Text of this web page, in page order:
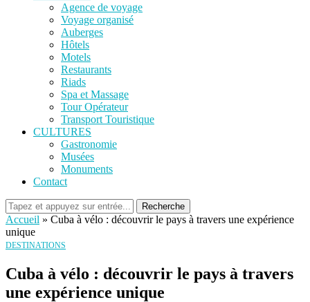
Agence de voyage
Voyage organisé
Auberges
Hôtels
Motels
Restaurants
Riads
Spa et Massage
Tour Opérateur
Transport Touristique
CULTURES
Gastronomie
Musées
Monuments
Contact
Recherche
Accueil » Cuba à vélo : découvrir le pays à travers une expérience
unique
DESTINATIONS
Cuba à vélo : découvrir le pays à travers
une expérience unique